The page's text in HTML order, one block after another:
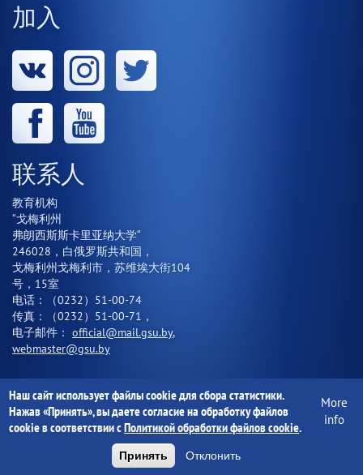
加入
联系人
教育机构
“戈梅利州
弗朗西斯斯卡里亚纳大学“
246028，白俄罗斯共和国，
戈梅利州戈梅利市，苏维埃大街104
号，15室
电话：（0232）51-00-74
传真：（0232）51-00-71，
电子邮件： official@mail.gsu.by,
webmaster@gsu.by
教育机构"戈梅利州立大学弗朗西斯Skaryna的名字命
名"1997-2020
Наш сайт использует файлы cookie для сбора статистики.
Нажав «Принять», вы даете согласие на обработку файлов
cookie в соответствии сПолитикой обработки файлов cookie.
More
info
Принять Отклонить